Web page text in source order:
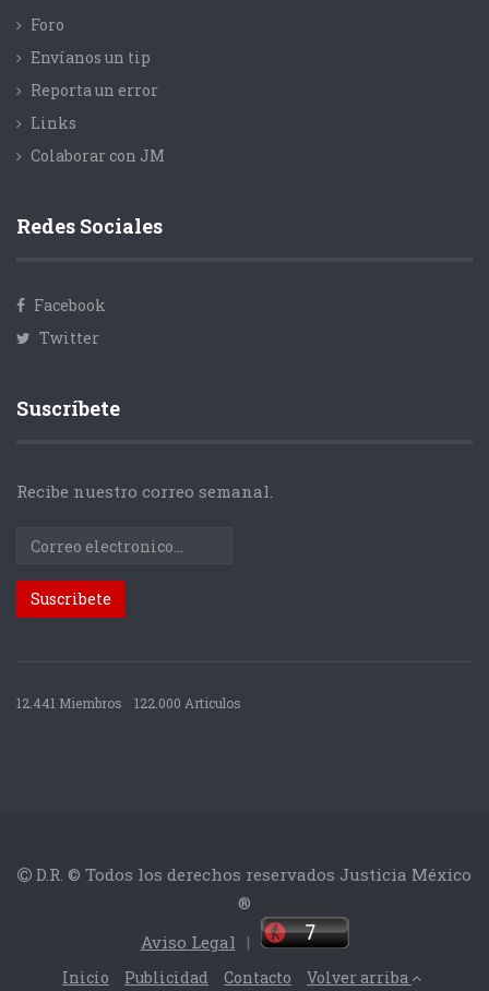
Foro
Envíanos un tip
Reporta un error
Links
Colaborar con JM
Redes Sociales
Facebook
Twitter
Suscríbete
Recibe nuestro correo semanal.
12.441 Miembros 122.000 Articulos
D.R. © Todos los derechos reservados Justicia México
®
Aviso Legal |
Inicio Publicidad Contacto Volver arriba